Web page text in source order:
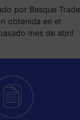
por Basque Trade
obtenida en el
mes de abril